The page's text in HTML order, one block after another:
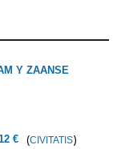
Y ZAANSE
€ (CIVITATIS)